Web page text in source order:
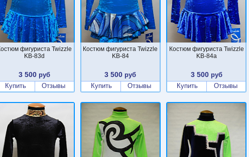
фигуриста Twizzle
KB-83d
3 500 руб
Купить
Отзывы
Костюм фигуриста Twizzle
KB-84
3 500 руб
Купить
Отзывы
Костюм фигуриста Twizzle
KB-84a
3 500руб
Купить
Отзывы